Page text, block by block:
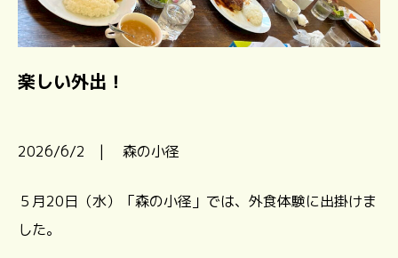
楽しい外出！
2026/6/2 | 森の小径
５月20日（水）「森の小径」では、外食体験に出掛けま
した。